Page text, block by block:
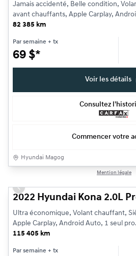
Jamais accidenté, Belle condition,
avant chauffants, Apple Carplay,
82 385 km
Par semaine + tx
69 $*
Voir les détails
Consultez
Commencer votre
Hyundai Magog
Mention légale
Previous slide
2022 Hyundai Kona 2.0L
Ultra économique, Volant chauffant,
Apple Carplay, Android Auto, 1 seul
115 405 km
Par semaine + tx